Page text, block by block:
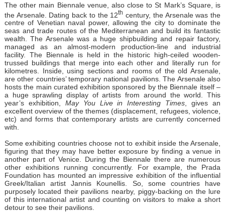
The other main Biennale venue, also close to St Mark’s Square, is
the Arsenale. Dating back to the 12th century, the Arsenale was the
centre of Venetian naval power, allowing the city to dominate the
seas and trade routes of the Mediterranean and build its fantastic
wealth. The Arsenale was a huge shipbuilding and repair factory,
managed as an almost-modern production-line and industrial
facility. The Biennale is held in the historic high-ceiled wooden-
trussed buildings that merge into each other and literally run for
kilometres. Inside, using sections and rooms of the old Arsenale,
are other countries’ temporary national pavilions. The Arsenale also
hosts the main curated exhibition sponsored by the Biennale itself –
a huge sprawling display of artists from around the world. This
year’s exhibition, May You Live in Interesting Times, gives an
excellent overview of the themes (displacement, refugees, violence,
etc) and forms that contemporary artists are currently concerned
with.
Some exhibiting countries choose not to exhibit inside the Arsenale,
figuring that they may have better exposure by finding a venue in
another part of Venice. During the Biennale there are numerous
other exhibitions running concurrently. For example, the Prada
Foundation has mounted an impressive exhibition of the influential
Greek/Italian artist Jannis Kounellis. So, some countries have
purposely located their pavilions nearby, piggy-backing on the lure
of this international artist and counting on visitors to make a short
detour to see their pavilions.